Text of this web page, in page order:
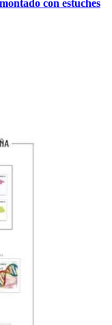
con estuches